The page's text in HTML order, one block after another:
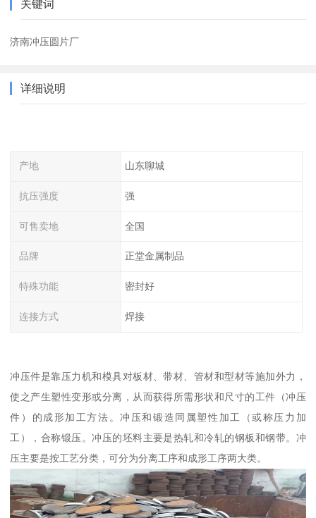
关键词
济南冲压圆片厂
详细说明
产地 山东聊城
抗压强度 强
可售卖地 全国
品牌 正堂金属制品
特殊功能 密封好
连接方式 焊接
冲压件是靠压力机和模具对板材、带材、管材和型材等施加外力，
使之产生塑性变形或分离，从而获得所需形状和尺寸的工件（冲压
件）的成形加工方法。冲压和锻造同属塑性加工（或称压力加
工），合称锻压。冲压的坯料主要是热轧和冷轧的钢板和钢带。冲
压主要是按工艺分类，可分为分离工序和成形工序两大类。